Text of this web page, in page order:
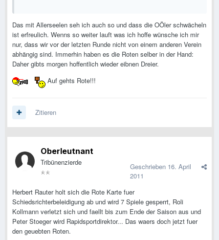
Das mit Allerseelen seh ich auch so und dass die OÖler schwächeln
ist erfreulich. Wenns so weiter lauft was ich hoffe wünsche ich mir
nur, dass wir vor der letzten Runde nicht von einem anderen Verein
abhängig sind. Immerhin haben es die Roten selber in der Hand:
Daher gibts morgen hoffentlich wieder eibnen Dreier.
Auf gehts Rote!!!
Zitieren
Oberleutnant
Tribünenzierde Geschrieben 16. April
2011
Herbert Rauter holt sich die Rote Karte fuer
Schiedsrichterbeleidigung ab und wird 7 Spiele gesperrt, Roli
Kollmann verletzt sich und faellt bis zum Ende der Saison aus und
Peter Stoeger wird Rapidsportdirektor... Das waers doch jetzt fuer
den geuebten Roten.